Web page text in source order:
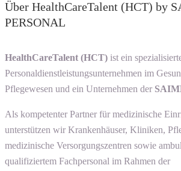
Über HealthCareTalent (HCT) by
PERSONAL
HealthCareTalent (HCT) ist ein
Personaldienstleistungsunternehmen im
Pflegewesen und ein Unternehmen der
Als kompetenter Partner für medizinische
unterstützen wir Krankenhäuser, Kliniken,
medizinische Versorgungszentren sowie
qualifiziertem Fachpersonal im Rahmen der